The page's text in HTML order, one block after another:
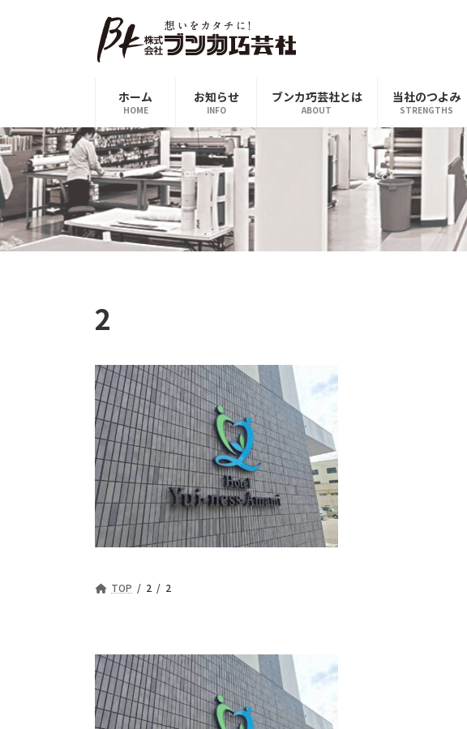
ス
キ
ッ
プ
ン
に
移
動
ホーム
HOME
お知らせ
INFO
ブンカ巧芸社とは
ABOUT
当社のつよみ
STRENGTHS
2
TOP 2 2